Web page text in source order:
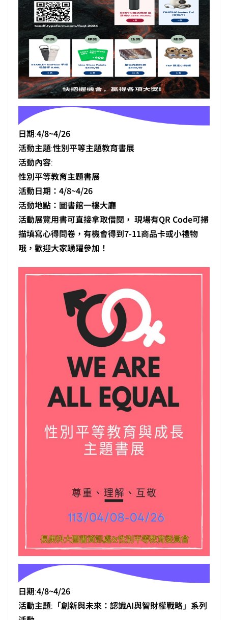
日期:4/8~4/26
活動主題:性別平等主題教育書展
活動內容:
性別平等教育主題書展
活動日期：4/8~4/26
活動地點：圖書館一樓大廳
活動展覽用書可直接拿取借閱， 現場有QR Code可掃
描填寫心得問卷，有機會得到7-11商品卡或小禮物
哦，歡迎大家踴躍參加！
日期:4/8~4/26
活動主題: 「創新與未來：認識AI與智財權戰略」系列